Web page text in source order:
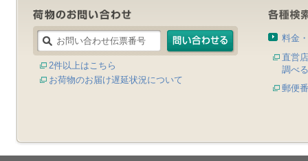
2件以上はこちら
お荷物のお届け遅延状況について
料金
直営
調べる
郵便